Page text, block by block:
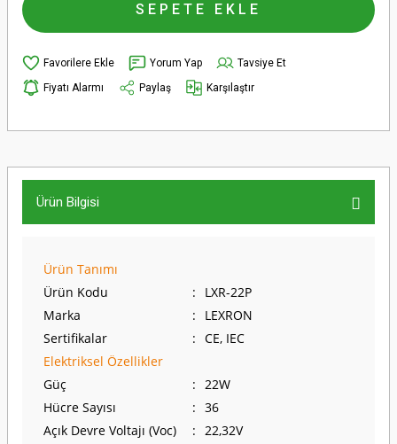
SEPETE EKLE
Yorum Yap
Tavsiye Et
Fiyatı Alarmı
Paylaş Karşılaştır
Ürün Bilgisi
Ürün Tanımı
Ürün Kodu
:
LXR-22P
Marka
:
LEXRON
Sertifikalar
: CE, IEC
Elektriksel Özellikler
Güç
: 22W
Hücre Sayısı
: 36
Açık Devre Voltajı (Voc)
: 22,32V